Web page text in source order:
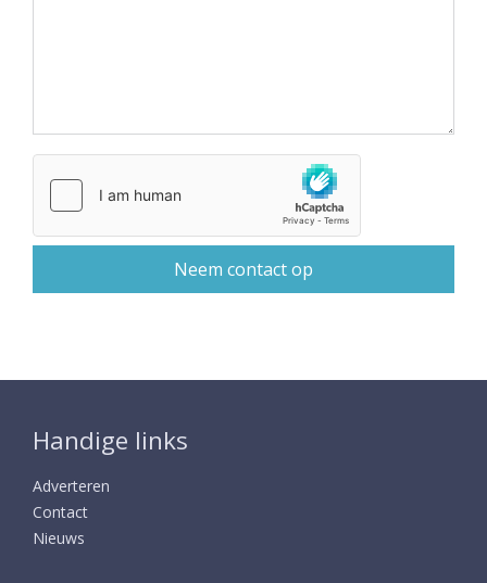
Handige links
Adverteren
Contact
Nieuws